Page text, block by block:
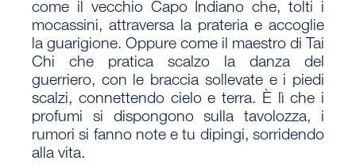
come il vecchio Capo Indiano che, tolti i
mocassini, attraversa la prateria e accoglie
la guarigione. Oppure come il maestro di Tai
Chi che pratica scalzo la danza del
guerriero, con le braccia sollevate e i piedi
scalzi, connettendo cielo e terra. È lì che i
profumi si dispongono sulla tavolozza, i
rumori si fanno note e tu dipingi, sorridendo
alla vita.